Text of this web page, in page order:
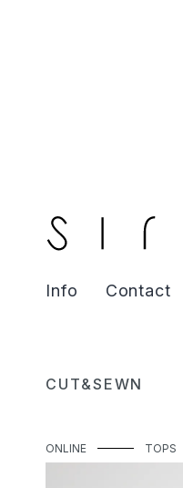
Info Contact
CUT&SEWN
ONLINE TOPS